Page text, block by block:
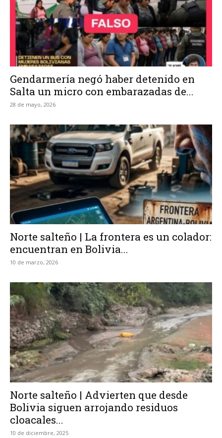
Gendarmería negó haber detenido en
Salta un micro con embarazadas de...
28 de mayo, 2026
Norte salteño | La frontera es un colador:
encuentran en Bolivia...
10 de marzo, 2026
Norte salteño | Advierten que desde
Bolivia siguen arrojando residuos
cloacales...
10 de diciembre, 2025